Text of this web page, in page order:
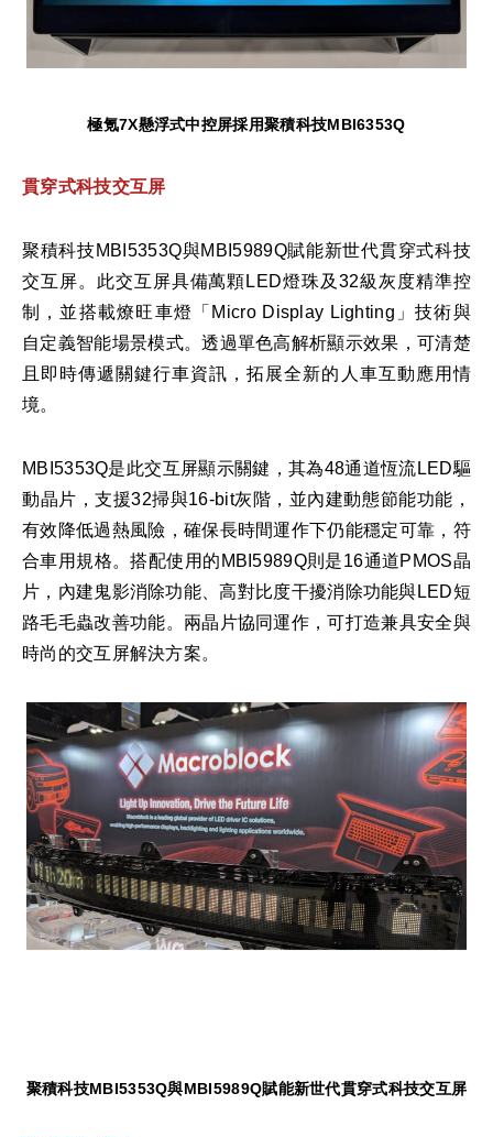
極氪7X懸浮式中控屏採用聚積科技MBI6353Q
貫穿式科技交互屏
聚積科技MBI5353Q與MBI5989Q賦能新世代貫穿式科技
交互屏。此交互屏具備萬顆LED燈珠及32級灰度精準控
制，並搭載燎旺車燈「Micro Display Lighting」技術與
自定義智能場景模式。透過單色高解析顯示效果，可清楚
且即時傳遞關鍵行車資訊，拓展全新的人車互動應用情
境。
MBI5353Q是此交互屏顯示關鍵，其為48通道恆流LED驅
動晶片，支援32掃與16-bit灰階，並內建動態節能功能，
有效降低過熱風險，確保長時間運作下仍能穩定可靠，符
合車用規格。搭配使用的MBI5989Q則是16通道PMOS晶
片，內建鬼影消除功能、高對比度干擾消除功能與LED短
路毛毛蟲改善功能。兩晶片協同運作，可打造兼具安全與
時尚的交互屏解決方案。​
聚積科技MBI5353Q與MBI5989Q賦能新世代貫穿式科技交互屏